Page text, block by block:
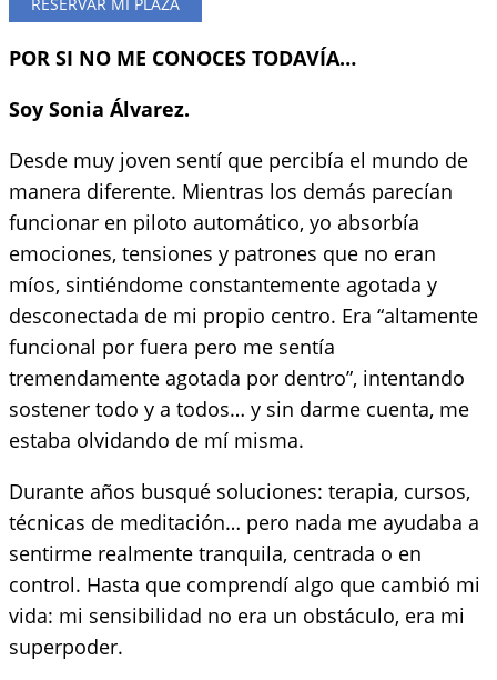
POR SI NO ME CONOCES TODAVÍA…
Soy Sonia Álvarez.
Desde muy joven sentí que percibía el mundo de
manera diferente. Mientras los demás parecían
funcionar en piloto automático, yo absorbía
emociones, tensiones y patrones que no eran
míos, sintiéndome constantemente agotada y
desconectada de mi propio centro. Era “altamente
funcional por fuera pero me sentía
tremendamente agotada por dentro”, intentando
sostener todo y a todos… y sin darme cuenta, me
estaba olvidando de mí misma.
Durante años busqué soluciones: terapia, cursos,
técnicas de meditación… pero nada me ayudaba a
sentirme realmente tranquila, centrada o en
control. Hasta que comprendí algo que cambió mi
vida: mi sensibilidad no era un obstáculo, era mi
superpoder.